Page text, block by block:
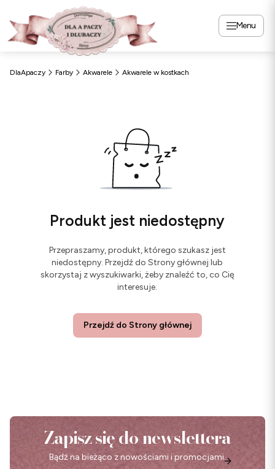
Menu
DlaApaczy Farby Akwarele Akwarele w kostkach
Produkt jest niedostępny
Przepraszamy, produkt, którego szukasz jest
niedostępny. Przejdź do Strony głównej lub
skorzystaj z wyszukiwarki, żeby znaleźć to, co Cię
interesuje.
Przejdź do Strony głównej
Zapisz się do newslettera
Bądź na bieżąco z nowościami i promocjami.